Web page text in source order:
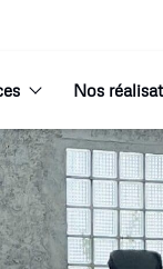
Nos